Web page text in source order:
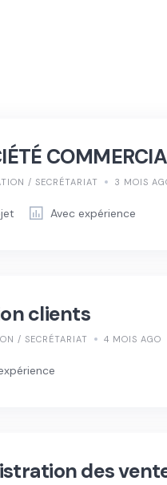
/ SECRÉTARIAT 3 MOIS
Avec expérience
clients
/ SECRÉTARIAT 4 MOIS AGO
des